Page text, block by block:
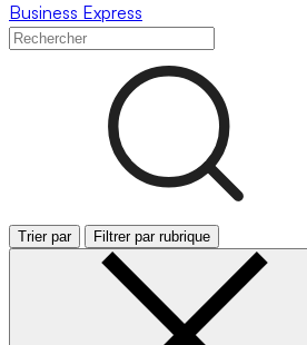
Business Express
Trier par Filtrer par rubrique